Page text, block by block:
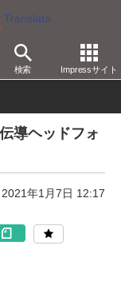
Translate
検索 Impressサイト
導ヘッドフォ
2021年1月7日 12:17